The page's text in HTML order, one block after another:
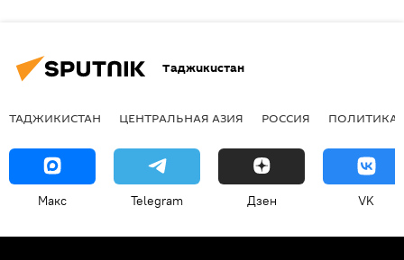
Таджикистан
ТАДЖИКИСТАН ЦЕНТРАЛЬНАЯ АЗИЯ РОССИЯ ПОЛИТИКА
Макс Telegram Дзен VK